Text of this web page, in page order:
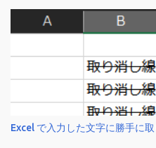
Excel で入力した文字に勝手に